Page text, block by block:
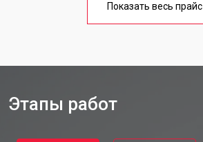
Показать весь прайс
Этапы работ